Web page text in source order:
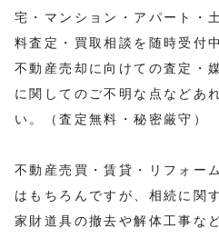
宅・マンション・アパート・
料査定・買取相談を随時受付
不動産売却に向けての査定・
に関してのご不明な点などあ
い。（査定無料・秘密厳守）
不動産売買・賃貸・リフォー
はもちろんですが、相続に関
家財道具の撤去や解体工事な